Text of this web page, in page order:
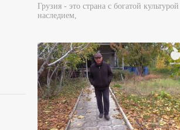
Грузия - это страна с богатой
наследием,